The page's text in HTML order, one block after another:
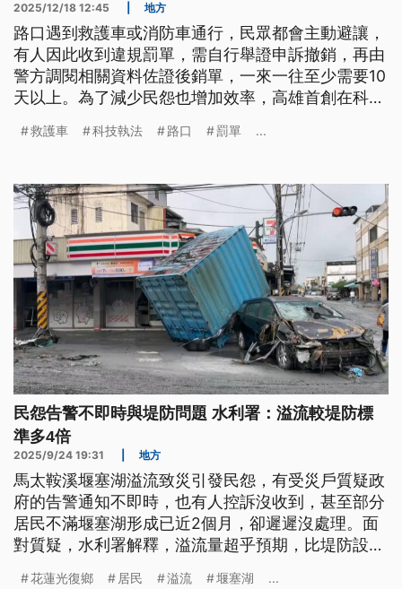
2025/12/18 12:45 地方
路口遇到救護車或消防車通行，民眾都會主動避讓，
有人因此收到違規罰單，需自行舉證申訴撤銷，再由
警方調閱相關資料佐證後銷單，一來一往至少需要10
天以上。為了減少民怨也增加效率，高雄首創在科技
出現的違規罰單直接避除，目前在2處醫院周邊道路
救護車 科技執法 路口 罰單 ...
民怨告警不即時與堤防問題 水利署：溢流較堤防標
準多4倍
2025/9/24 19:31 地方
馬太鞍溪堰塞湖溢流致災引發民怨，有受災戶質疑政
府的告警通知不即時，也有人控訴沒收到，甚至部分
居民不滿堰塞湖形成已近2個月，卻遲遲沒處理。面
對質疑，水利署解釋，溢流量超乎預期，比堤防設計
花蓮光復鄉 居民 溢流 堰塞湖 ...